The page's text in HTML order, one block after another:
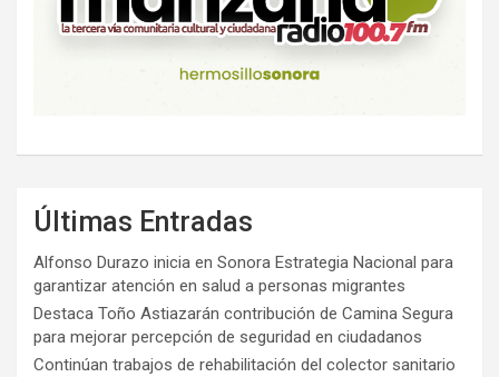
Últimas Entradas
Alfonso Durazo inicia en Sonora Estrategia Nacional para
garantizar atención en salud a personas migrantes
Destaca Toño Astiazarán contribución de Camina Segura
para mejorar percepción de seguridad en ciudadanos
Continúan trabajos de rehabilitación del colector sanitario